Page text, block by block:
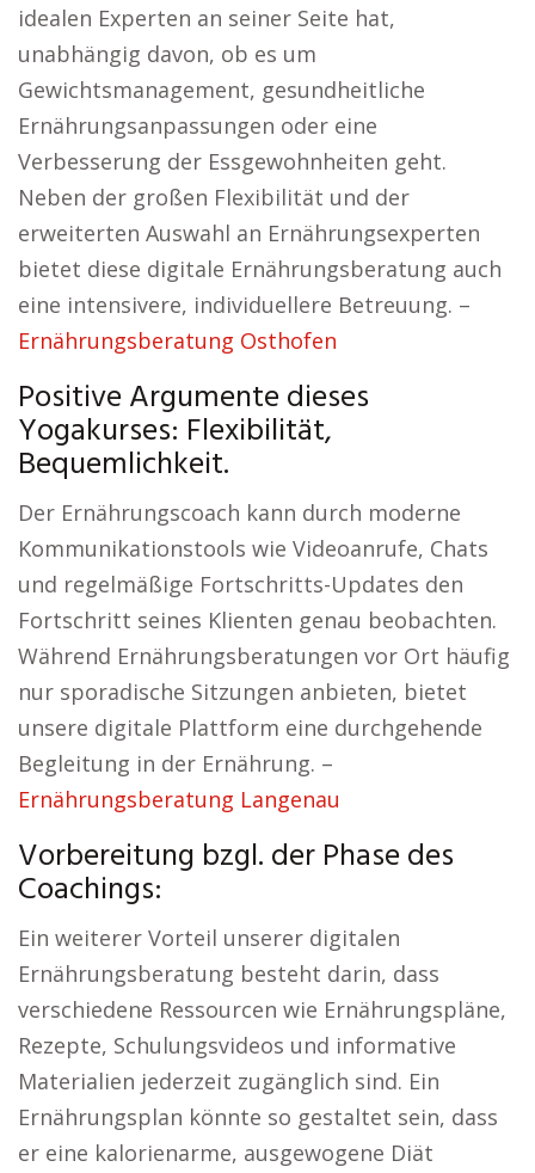
idealen Experten an seiner Seite hat,
unabhängig davon, ob es um
Gewichtsmanagement, gesundheitliche
Ernährungsanpassungen oder eine
Verbesserung der Essgewohnheiten geht.
Neben der großen Flexibilität und der
erweiterten Auswahl an Ernährungsexperten
bietet diese digitale Ernährungsberatung auch
eine intensivere, individuellere Betreuung. –
Ernährungsberatung Osthofen
Positive Argumente dieses
Yogakurses: Flexibilität,
Bequemlichkeit.
Der Ernährungscoach kann durch moderne
Kommunikationstools wie Videoanrufe, Chats
und regelmäßige Fortschritts-Updates den
Fortschritt seines Klienten genau beobachten.
Während Ernährungsberatungen vor Ort häufig
nur sporadische Sitzungen anbieten, bietet
unsere digitale Plattform eine durchgehende
Begleitung in der Ernährung. –
Ernährungsberatung Langenau
Vorbereitung bzgl. der Phase des
Coachings:
Ein weiterer Vorteil unserer digitalen
Ernährungsberatung besteht darin, dass
verschiedene Ressourcen wie Ernährungspläne,
Rezepte, Schulungsvideos und informative
Materialien jederzeit zugänglich sind. Ein
Ernährungsplan könnte so gestaltet sein, dass
er eine kalorienarme, ausgewogene Diät